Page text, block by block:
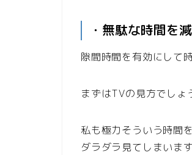
・無駄な時間を
隙間時間を有効にして
まずはTVの見方でしょ
私も極力そういう時間
ダラダラ見てしまいます